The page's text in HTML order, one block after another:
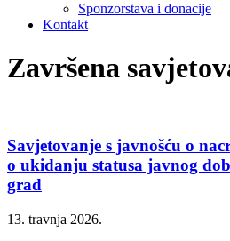
Sponzorstava i donacije
Kontakt
Završena
Savjetovanje s javnošću o
o ukidanju statusa javnog
grad
13. travnja 2026.